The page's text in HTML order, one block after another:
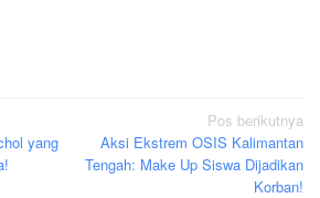
yang
Pos berikutnya
Aksi Ekstrem OSIS Kalimantan
Tengah: Make Up Siswa Dijadikan
Korban!